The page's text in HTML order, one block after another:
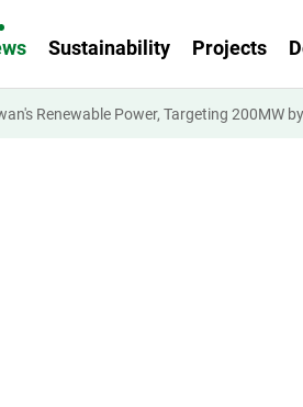
Sustainability Projects
Renewable Power, Targeting 200MW